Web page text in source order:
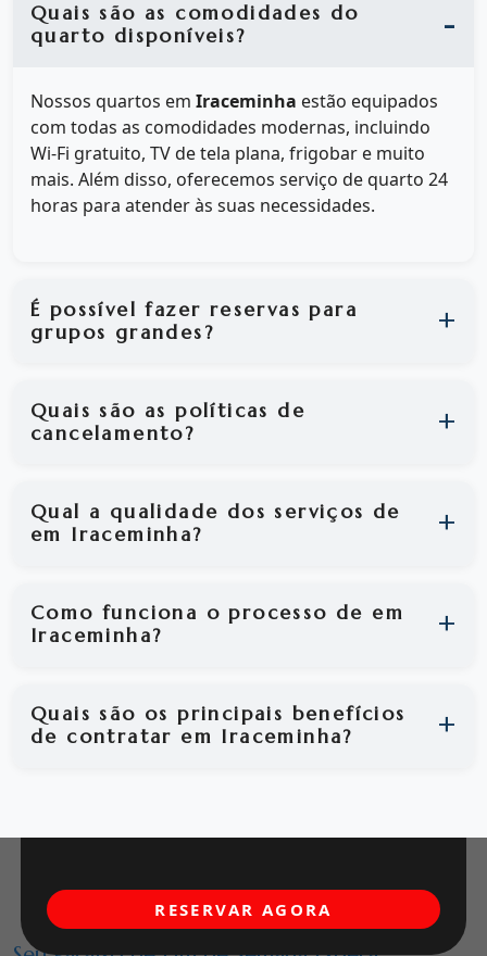
Quais são as comodidades do
quarto disponíveis?
Nossos quartos em Iraceminha estão equipados
com todas as comodidades modernas, incluindo
Wi-Fi gratuito, TV de tela plana, frigobar e muito
mais. Além disso, oferecemos serviço de quarto 24
horas para atender às suas necessidades.
É possível fazer reservas para
grupos grandes?
Quais são as políticas de
cancelamento?
Qual a qualidade dos serviços de
em Iraceminha?
Como funciona o processo de em
Iraceminha?
Quais são os principais benefícios
de contratar em Iraceminha?
RESERVAR AGORA